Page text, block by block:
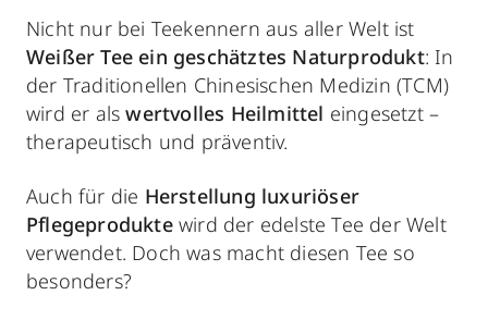
Nicht nur bei Teekennern aus aller Welt ist
Weißer Tee ein geschätztes Naturprodukt: In
der Traditionellen Chinesischen Medizin (TCM)
wird er alswertvolles Heilmittel eingesetzt –
therapeutisch und präventiv.
Auch für die Herstellung luxuriöser
Pflegeprodukte wird der edelste Tee der Welt
verwendet. Doch was macht diesen Tee so
besonders?